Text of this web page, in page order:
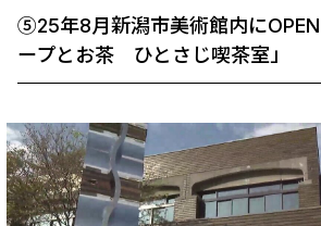
⑤25年8月新潟市美術館内に
ープとお茶 ひとさじ喫茶室」